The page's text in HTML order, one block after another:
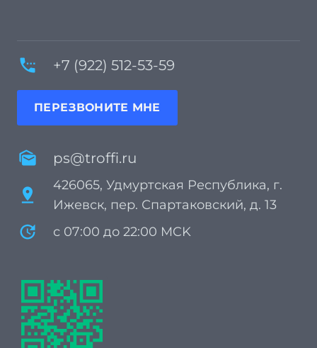
settings_phone +7 (922) 512-53-59
ПЕРЕЗВОНИТЕ МНЕ
mark_as_unread ps@troffi.ru
pin_drop
426065, Удмуртская Республика, г.
Ижевск, пер. Спартаковский, д. 13
update с 07:00 до 22:00 MCK